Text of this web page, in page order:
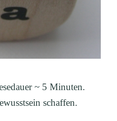
~ 5 Minuten.
schaffen.